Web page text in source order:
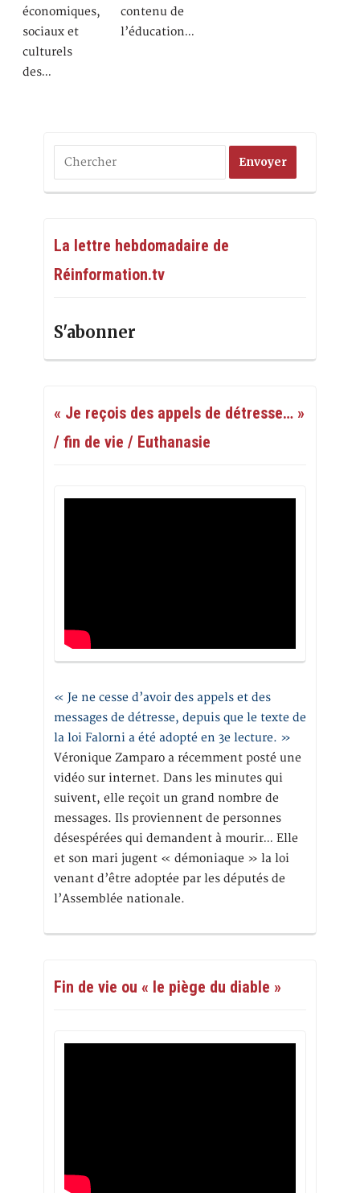
économiques,
sociaux et
culturels
des…
contenu de
l’éducation…
La lettre hebdomadaire de
Réinformation.tv
S'abonner
« Je reçois des appels de détresse… »
/ fin de vie / Euthanasie
« Je ne cesse d’avoir des appels et des
messages de détresse, depuis que le texte de
la loi Falorni a été adopté en 3e lecture. »
Véronique Zamparo a récemment posté une
vidéo sur internet. Dans les minutes qui
suivent, elle reçoit un grand nombre de
messages. Ils proviennent de personnes
désespérées qui demandent à mourir… Elle
et son mari jugent « démoniaque » la loi
venant d’être adoptée par les députés de
l’Assemblée nationale.
Fin de vie ou « le piège du diable »